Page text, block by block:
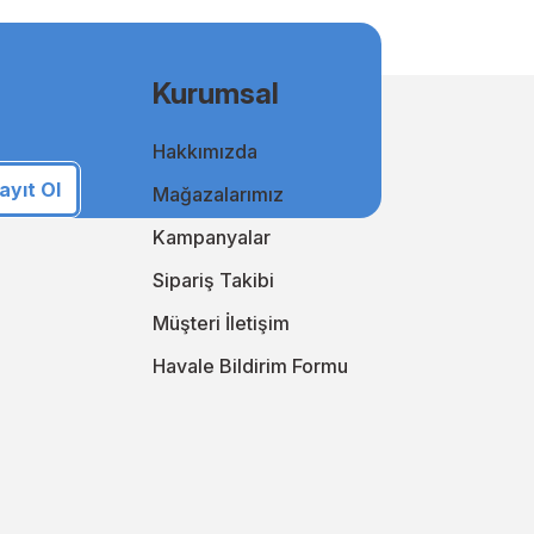
kullanıcılar için uygun fiyatlı ve kaliteli baskılar elde
takip ederek online alışveriş deneyiminizi sürekli
keşfedin!
Ol
Kurumsal
Hakkımızda
Mağazalarımız
Kampanyalar
Sipariş Takibi
Müşteri İletişim
Havale Bildirim Formu